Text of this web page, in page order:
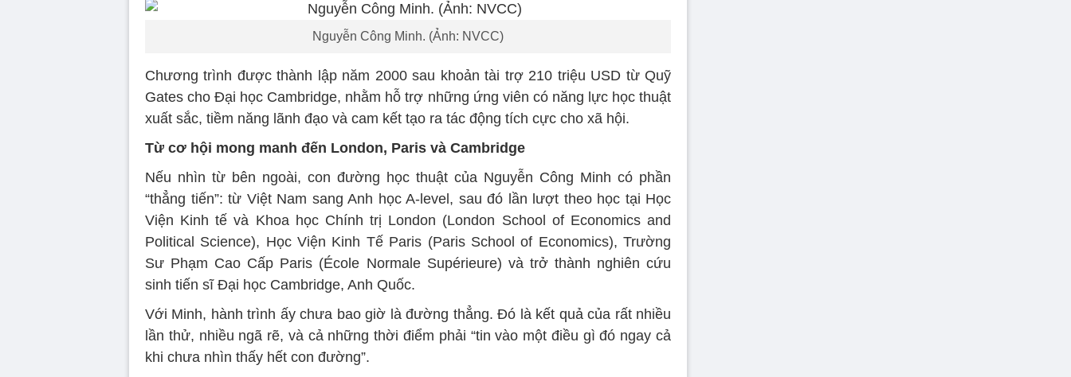
Nguyễn Công Minh. (Ảnh: NVCC)
Chương trình được thành lập năm 2000 sau khoản tài trợ 210 triệu USD từ Quỹ
Gates cho Đại học Cambridge, nhằm hỗ trợ những ứng viên có năng lực học thuật
xuất sắc, tiềm năng lãnh đạo và cam kết tạo ra tác động tích cực cho xã hội.
Từ cơ hội mong manh đến London, Paris và Cambridge
Nếu nhìn từ bên ngoài, con đường học thuật của Nguyễn Công Minh có phần
“thẳng tiến”: từ Việt Nam sang Anh học A-level, sau đó lần lượt theo học tại Học
Viện Kinh tế và Khoa học Chính trị London (London School of Economics and
Political Science), Học Viện Kinh Tế Paris (Paris School of Economics), Trường
Sư Phạm Cao Cấp Paris (École Normale Supérieure) và trở thành nghiên cứu
sinh tiến sĩ Đại học Cambridge, Anh Quốc.
Với Minh, hành trình ấy chưa bao giờ là đường thẳng. Đó là kết quả của rất nhiều
lần thử, nhiều ngã rẽ, và cả những thời điểm phải “tin vào một điều gì đó ngay cả
khi chưa nhìn thấy hết con đường”.